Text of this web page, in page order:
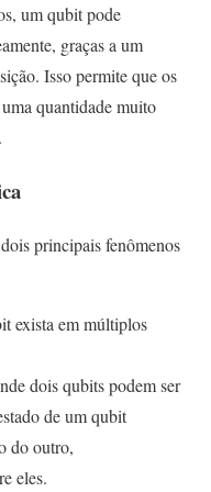
um qubit pode
graças a um
Isso permite que os
quantidade muito
principais fenômenos
exista em múltiplos
dois qubits podem ser
de um qubit
do outro,
eles.